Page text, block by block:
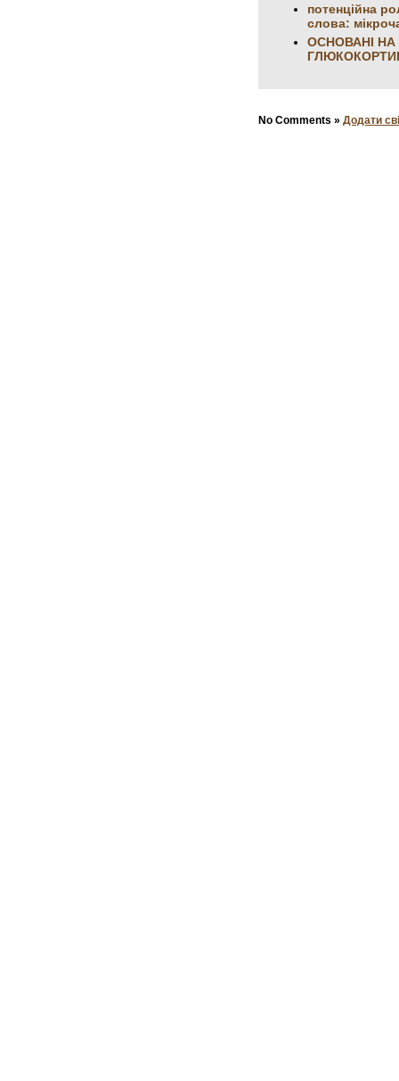
потенційна
слова:
ОСНОВАНІ НА
No Comments » Додати